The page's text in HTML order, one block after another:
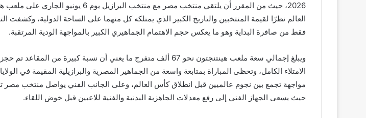
2026، حيث من المقرر أن يلتقي منتخب
فقط من صافرة البداية وهو ما يعكس حجم الاهتمام الجماهيري الكبير بالمواجهة الودية المرتقبة.
ويبلغ إجمالي سعة ملعب هينتنجتون نحو 67 ألف متفرج ما يعني أن نسبة
الامتلاء الكامل، وتحظى المباراة بمتابعة واسعة من الجماهير المصرية والبرازيلية المقيمة في
مواجهة تجمع بين نجوم عالميين قبل انطلاق كأس العالم، وعلى الجانب الفني يواصل منتخب مصر
حيث يسعى الجهاز الفني إلى رفع معدلات الجاهزية البدنية والفنية للاعبين قبل خوض اللقاء.